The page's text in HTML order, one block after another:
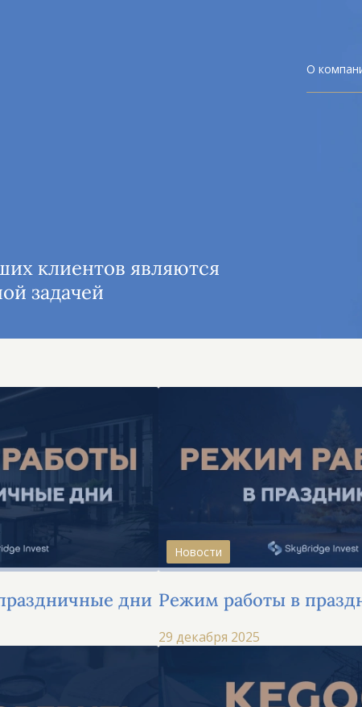
О
клиентов являются
задачей
дни
Новости
Режим работы в
29 декабря 2025